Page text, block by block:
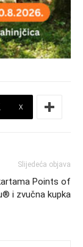
X
Slijedeća objava
Points of
i zvučna kupka